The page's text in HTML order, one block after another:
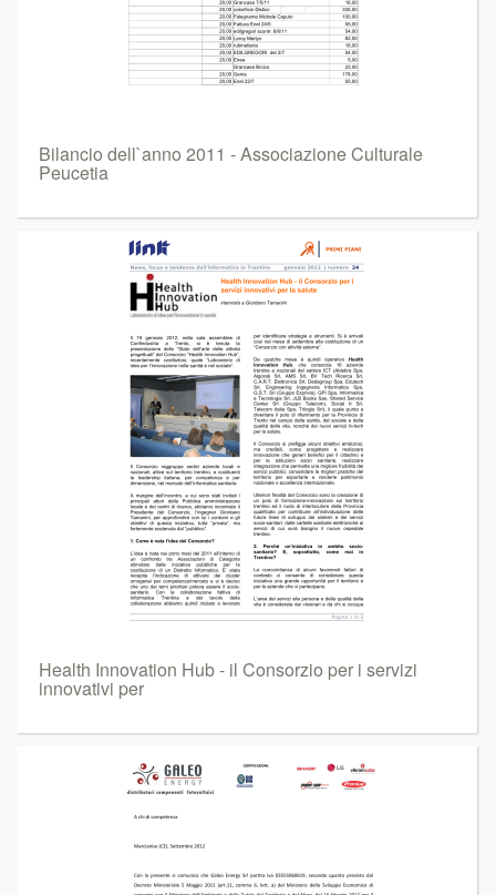
Bilancio dell`anno 2011 - Associazione Culturale
Peucetia
Health Innovation Hub - il Consorzio per i servizi
innovativi per